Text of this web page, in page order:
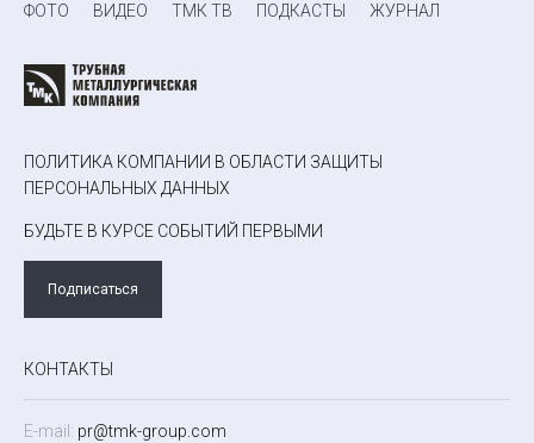
ФОТО ВИДЕО ТМК ТВ ПОДКАСТЫ ЖУРНАЛ
ПОЛИТИКА КОМПАНИИ В ОБЛАСТИ ЗАЩИТЫ
ПЕРСОНАЛЬНЫХ ДАННЫХ
БУДЬТЕ В КУРСЕ СОБЫТИЙ ПЕРВЫМИ
Подписаться
КОНТАКТЫ
E-mail: pr@tmk-group.com